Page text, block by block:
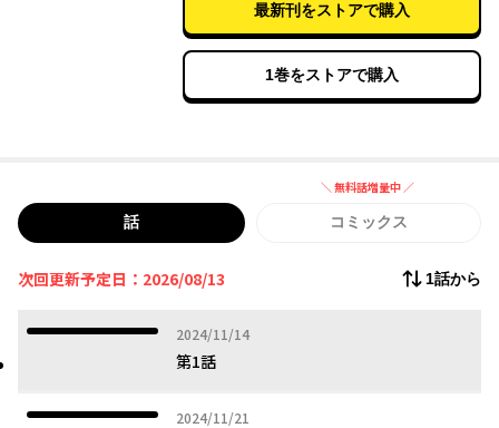
最新刊をストアで購入
1巻をストアで購入
＼ 無料話増量中 ／
話 無料話増量中
コミックス
次回更新予定日：2026/08/13 1話から
2024/11/14
2024年11月14日
第1話
2024/11/21
2024年11月21日